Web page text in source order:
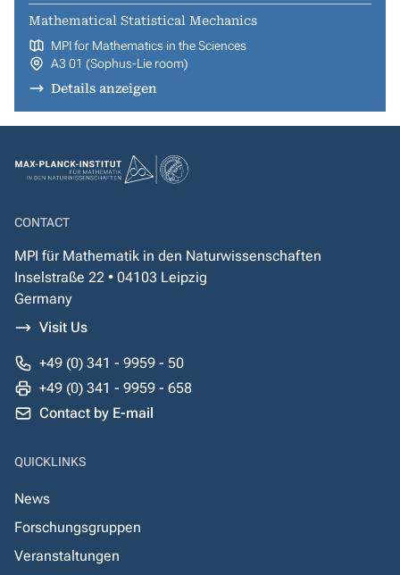
Mathematical Statistical Mechanics
MPI for Mathematics in the Sciences
A3 01 (Sophus-Lie room)
Details anzeigen
CONTACT
MPI für Mathematik in den Naturwissenschaften
Inselstraße 22 • 04103 Leipzig
Germany
Visit Us
+49 (0) 341 - 9959 - 50
+49 (0) 341 - 9959 - 658
Contact by E-mail
QUICKLINKS
News
Forschungsgruppen
Veranstaltungen